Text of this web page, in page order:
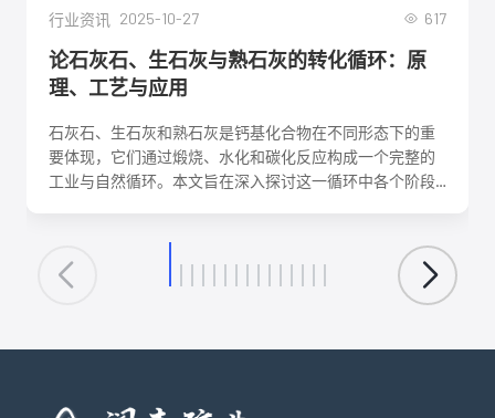
行业资讯 2025-10-27 617
论石灰石、生石灰与熟石灰的转化循环：原
理、工艺与应用
石灰石、生石灰和熟石灰是钙基化合物在不同形态下的重
要体现，它们通过煅烧、水化和碳化反应构成一个完整的
工业与自然循环。本文旨在深入探讨这一循环中各个阶段
优化生产工艺、降低能耗、实现资源可持续利用具有重要
意义。